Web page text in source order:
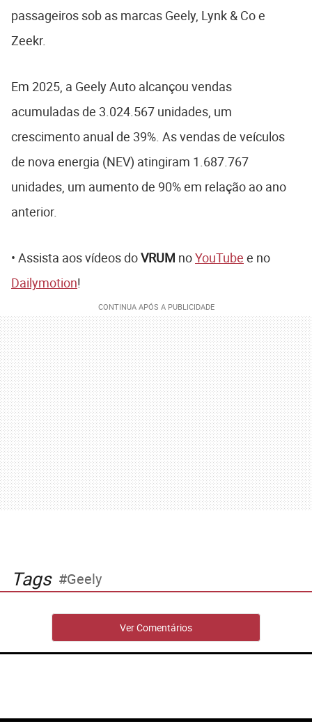
passageiros sob as marcas Geely, Lynk & Co e
Zeekr.
Em 2025, a Geely Auto alcançou vendas
acumuladas de 3.024.567 unidades, um
crescimento anual de 39%. As vendas de veículos
de nova energia (NEV) atingiram 1.687.767
unidades, um aumento de 90% em relação ao ano
anterior.
• Assista aos vídeos doVRUM noYouTube e no
Dailymotion!
Tags Geely
Ver Comentários